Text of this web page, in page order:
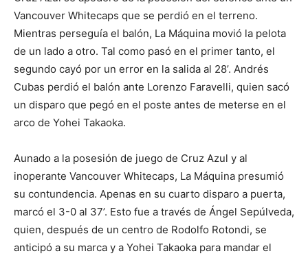
Vancouver Whitecaps que se perdió en el terreno.
Mientras perseguía el balón, La Máquina movió la pelota
de un lado a otro. Tal como pasó en el primer tanto, el
segundo cayó por un error en la salida al 28’. Andrés
Cubas perdió el balón ante Lorenzo Faravelli, quien sacó
un disparo que pegó en el poste antes de meterse en el
arco de Yohei Takaoka.
Aunado a la posesión de juego de Cruz Azul y al
inoperante Vancouver Whitecaps, La Máquina presumió
su contundencia. Apenas en su cuarto disparo a puerta,
marcó el 3-0 al 37’. Esto fue a través de Ángel Sepúlveda,
quien, después de un centro de Rodolfo Rotondi, se
anticipó a su marca y a Yohei Takaoka para mandar el